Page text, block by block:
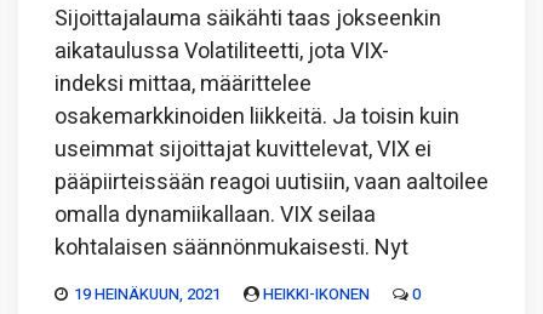
Sijoittajalauma säikähti taas jokseenkin
aikataulussa Volatiliteetti, jota VIX-
indeksi mittaa, määrittelee
osakemarkkinoiden liikkeitä. Ja toisin kuin
useimmat sijoittajat kuvittelevat, VIX ei
pääpiirteissään reagoi uutisiin, vaan aaltoilee
omalla dynamiikallaan. VIX seilaa
kohtalaisen säännönmukaisesti. Nyt
19 HEINÄKUUN, 2021 HEIKKI-IKONEN 0